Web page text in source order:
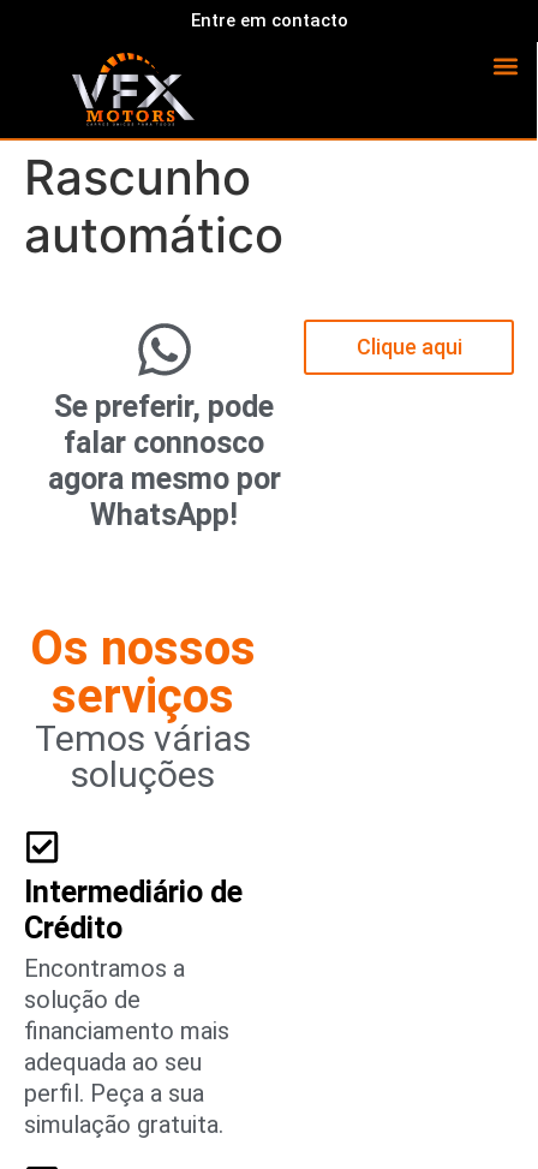
Entre em contacto
Rascunho
automático
Se preferir, pode
falar connosco
agora mesmo por
WhatsApp!
Clique aqui
Os nossos
serviços
Temos várias
soluções
Intermediário de
Crédito
Encontramos a
solução de
financiamento mais
adequada ao seu
perfil. Peça a sua
simulação gratuita.